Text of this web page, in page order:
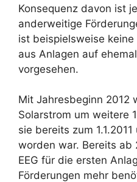
Konsequenz davon ist
anderweitige
ist beispielsweise
aus Anlagen auf
vorgesehen.
Mit Jahresbeginn 2012
Solarstrom um weitere
sie bereits zum
worden war. Bereits ab
EEG für die ersten
Förderungen mehr